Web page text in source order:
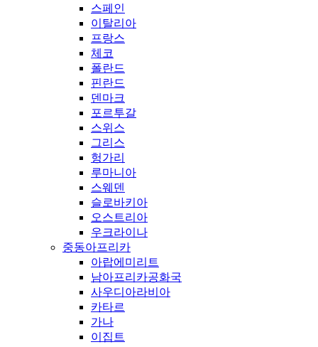
스페인
이탈리아
프랑스
체코
폴란드
핀란드
덴마크
포르투갈
스위스
그리스
헝가리
루마니아
스웨덴
슬로바키아
오스트리아
우크라이나
중동아프리카
아랍에미리트
남아프리카공화국
사우디아라비아
카타르
가나
이집트